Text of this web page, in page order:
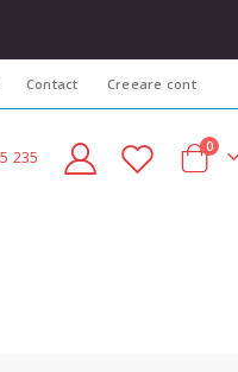
Contact Creeare cont
235
Cart
0items